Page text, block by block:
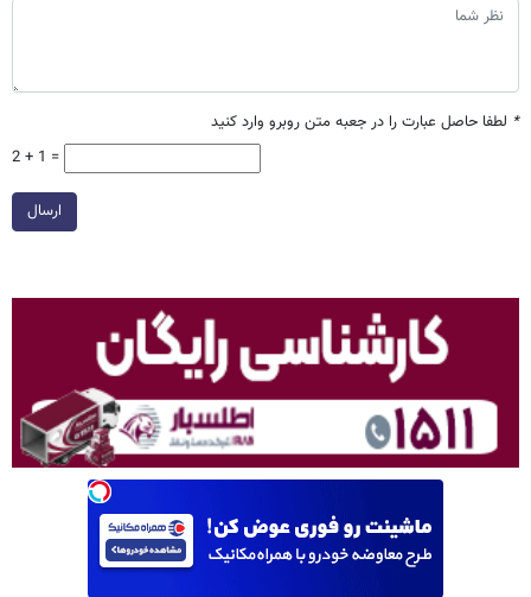
* لطفا حاصل عبارت را در جعبه متن روبرو وارد کنید
2 + 1 =
ارسال